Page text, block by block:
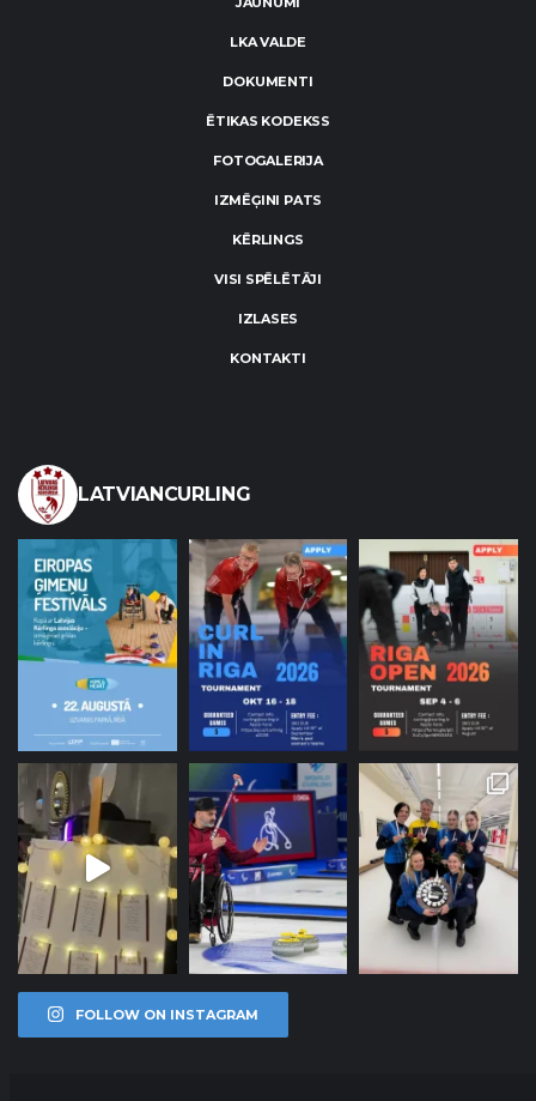
LKA VALDE
DOKUMENTI
ĒTIKAS KODEKSS
FOTOGALERIJA
IZMĒĢINI PATS
KĒRLINGS
VISI SPĒLĒTĀJI
IZLASES
KONTAKTI
LATVIANCURLING
FOLLOW ON INSTAGRAM